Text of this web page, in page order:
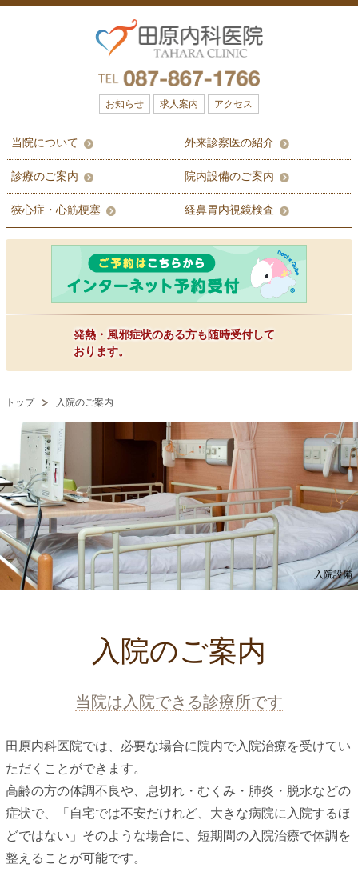
お知らせ 求人案内 アクセス
当院について 外来診察医の紹介
診療のご案内 院内設備のご案内
狭心症・心筋梗塞 経鼻胃内視鏡検査
発熱・風邪症状のある方も随時受付して
おります。
トップ 入院のご案内
入院設備
入院のご案内
当院は入院できる診療所です
田原内科医院では、必要な場合に院内で入院治療を受けてい
ただくことができます。
高齢の方の体調不良や、息切れ・むくみ・肺炎・脱水などの
症状で、「自宅では不安だけれど、大きな病院に入院するほ
どではない」そのような場合に、短期間の入院治療で体調を
整えることが可能です。